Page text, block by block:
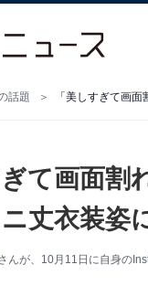
話題 「美しすぎて画
ぎて画面割
丈衣装姿
んが、10月11日に自身の